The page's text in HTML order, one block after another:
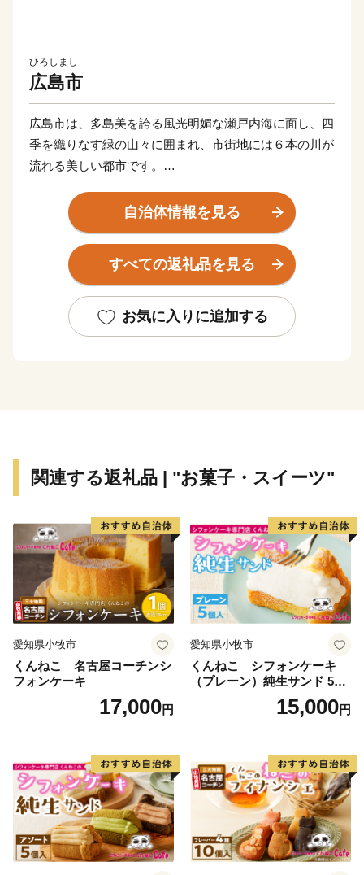
ひろしまし
広島市
広島市は、多島美を誇る風光明媚な瀬戸内海に面し、四
季を織りなす緑の山々に囲まれ、市街地には６本の川が
流れる美しい都市です。
として知られ、世界中から多くの人が訪れており、市内
中心部にある平和記念公園の原爆死没者慰霊碑などで
は、手を合わせ祈る人や、献花が絶えることはありませ
く全国に知られるご当地グルメになっています。
また、広島東洋カープやサンフレッチェ広島など、広島
自治体情報を見る
すべての返礼品を見る
お気に入りに追加する
関連する返礼品 | "お菓子・スイーツ"
愛知県小牧市
くんねこ 名古屋コーチンシ
フォンケーキ
17,000円
愛知県小牧市
くんねこ シフォンケーキ
（プレーン）純生サンド 5個
15,000円